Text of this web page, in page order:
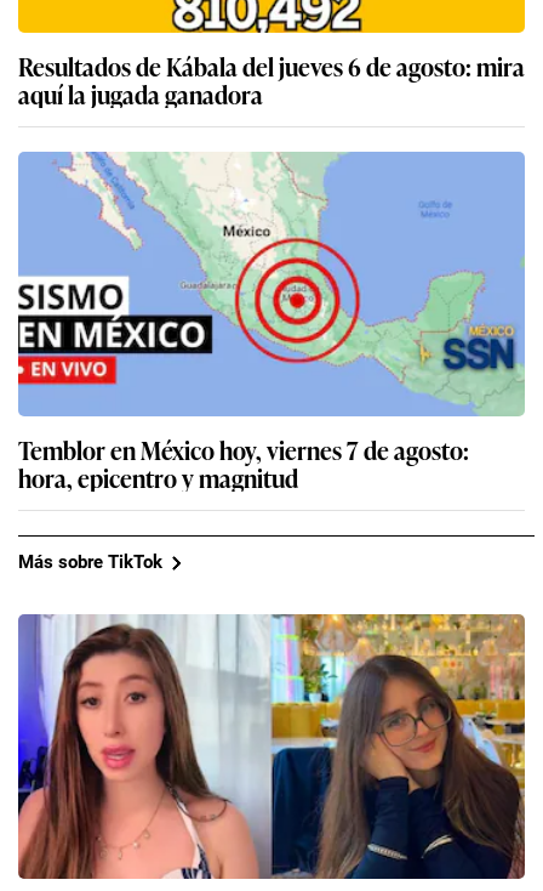
Resultados de Kábala del jueves 6 de agosto: mira
aquí la jugada ganadora
Temblor en México hoy, viernes 7 de agosto:
hora, epicentro y magnitud
Más sobre TikTok